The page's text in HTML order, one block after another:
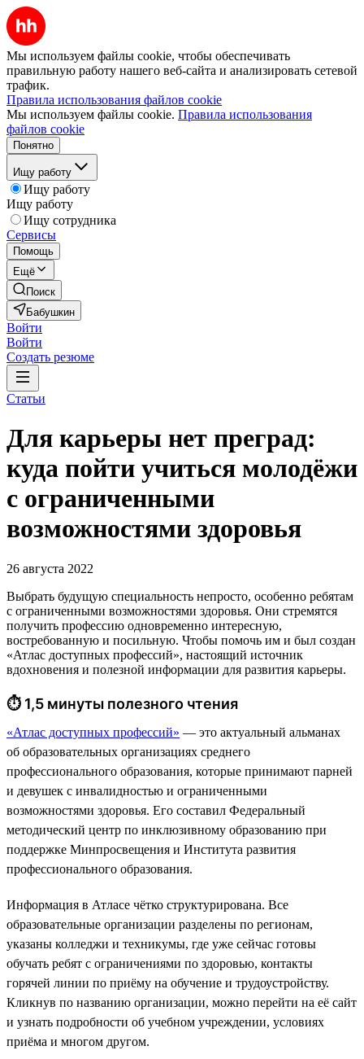
Мы используем файлы cookie, чтобы обеспечивать
правильную работу нашего веб-сайта и анализировать сетевой
трафик.
Правила использования файлов cookie
Мы используем файлы cookie. Правила использования
файлов cookie
Понятно
Ищу работу
Ищу работу
Ищу работу
Ищу сотрудника
Сервисы
Помощь
Ещё
Поиск
Бабушкин
Войти
Войти
Создать резюме
Статьи
Для карьеры нет преград:
куда пойти учиться молодёжи
с ограниченными
возможностями здоровья
26 августа 2022
Выбрать будущую специальность непросто, особенно ребятам
с ограниченными возможностями здоровья. Они стремятся
получить профессию одновременно интересную,
востребованную и посильную. Чтобы помочь им и был создан
«Атлас доступных профессий», настоящий источник
вдохновения и полезной информации для развития карьеры.
⏱ 1,5 минуты полезного чтения
«Атлас доступных профессий» — это актуальный альманах
об образовательных организациях среднего
профессионального образования, которые принимают парней
и девушек с инвалидностью и ограниченными
возможностями здоровья. Его составил Федеральный
методический центр по инклюзивному образованию при
поддержке Минпросвещения и Института развития
профессионального образования.
Информация в Атласе чётко структурирована. Все
образовательные организации разделены по регионам,
указаны колледжи и техникумы, где уже сейчас готовы
обучать ребят с ограничениями по здоровью, контакты
горячей линии по приёму на обучение и трудоустройству.
Кликнув по названию организации, можно перейти на её сайт
и узнать подробности об учебном учреждении, условиях
приёма и многом другом.